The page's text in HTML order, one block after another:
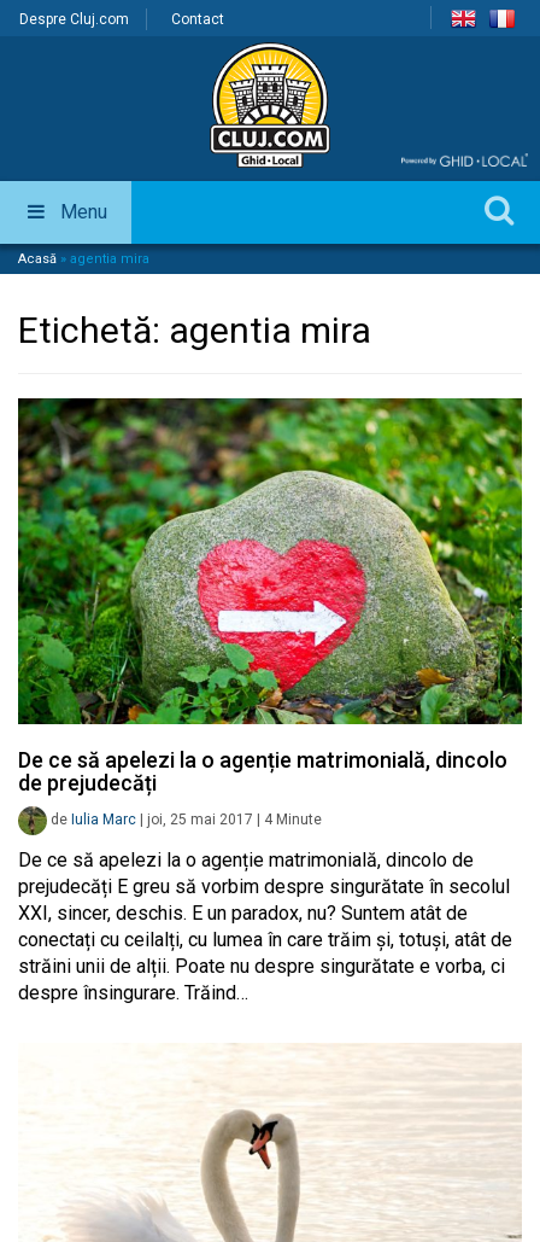
Despre Cluj.com Contact
Menu
Acasă » agentia mira
Etichetă: agentia mira
De ce să apelezi la o agenție matrimonială, dincolo
de prejudecăți
de Iulia Marc joi, 25 mai 2017 4 Minute
De ce să apelezi la o agenție matrimonială, dincolo de
prejudecăți E greu să vorbim despre singurătate în secolul
XXI, sincer, deschis. E un paradox, nu? Suntem atât de
conectați cu ceilalți, cu lumea în care trăim și, totuși, atât de
străini unii de alții. Poate nu despre singurătate e vorba, ci
despre însingurare. Trăind…